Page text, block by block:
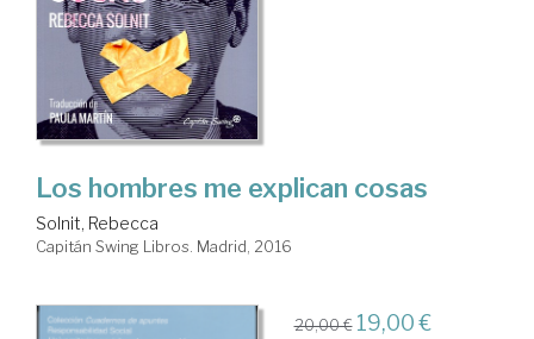
Los hombres me explican cosas
Solnit, Rebecca
Capitán Swing Libros. Madrid, 2016
20,00 € 19,00 €